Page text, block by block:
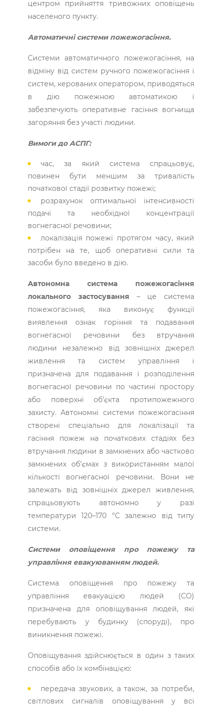
центром прийняття тривожних оповіщень
населеного пункту.
Автоматичні системи пожежогасіння.
Системи автоматичного пожежогасіння, на
відміну від систем ручного пожежогасіння і
систем, керованих оператором, приводяться
в дію пожежною автоматикою і
забезпечують оперативне гасіння вогнища
загоряння без участі людини.
Вимоги до АСПГ:
час, за який система спрацьовує,
повинен бути меншим за тривалість
початкової стадії розвитку пожежі;
розрахунок оптимальної інтенсивності
подачі та необхідної концентрації
вогнегасної речовини;
локалізація пожежі протягом часу, який
потрібен на те, щоб оперативні сили та
засоби було введено в дію.
Автономна система пожежогасіння
локального застосування – це система
пожежогасіння, яка виконує функції
виявлення ознак горіння та подавання
вогнегасної речовини без втручання
людини незалежно від зовнішніх джерел
живлення та систем управління і
призначена для подавання і розподілення
вогнегасної речовини по частині простору
або поверхні об’єкта протипожежного
захисту. Автономні системи пожежогасіння
створені спеціально для локалізації та
гасіння пожеж на початкових стадіях без
втручання людини в замкнених або частково
замкнених об’ємах з використанням малої
кількості вогнегасної речовини. Вони не
залежать від зовнішніх джерел живлення,
спрацьовують автономно у разі
температури 120–170 °С залежно від типу
системи.
Системи оповіщення про пожежу та
управління евакуюванням людей.
Система оповіщення про пожежу та
управління евакуацією людей (СО)
призначена для оповіщування людей, які
перебувають у будинку (споруді), про
виникнення пожежі.
Оповіщування здійснюється в один з таких
способів або їх комбінацією:
передача звукових, а також, за потреби,
світлових сигналів оповіщування у всі